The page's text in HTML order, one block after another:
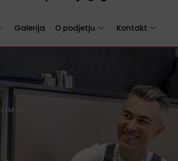
Galerija O podjetju Kontakt
I M O !